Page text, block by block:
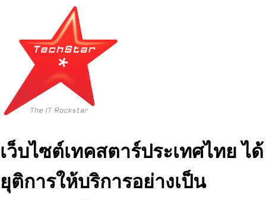
เว็บไซต์เทคสตาร์ประเทศไทย ได้
ยุติการให้บริการอย่างเป็น